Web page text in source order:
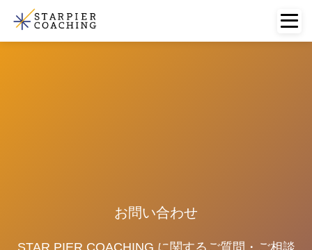
お問い合わせ
STAR PIER COACHING に関するご質問・ご相談